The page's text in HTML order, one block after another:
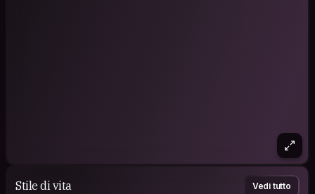
Stile di vita Vedi tutto